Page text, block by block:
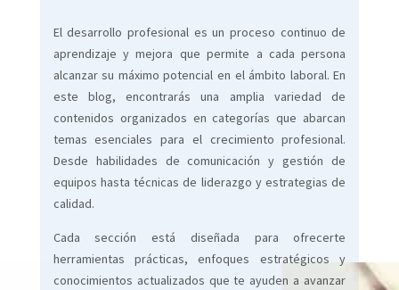
El desarrollo profesional es un proceso continuo de
aprendizaje y mejora que permite a cada persona
alcanzar su máximo potencial en el ámbito laboral. En
este blog, encontrarás una amplia variedad de
contenidos organizados en categorías que abarcan
temas esenciales para el crecimiento profesional.
Desde habilidades de comunicación y gestión de
equipos hasta técnicas de liderazgo y estrategias de
calidad.
Cada sección está diseñada para ofrecerte
herramientas prácticas, enfoques estratégicos y
conocimientos actualizados que te ayuden a avanzar